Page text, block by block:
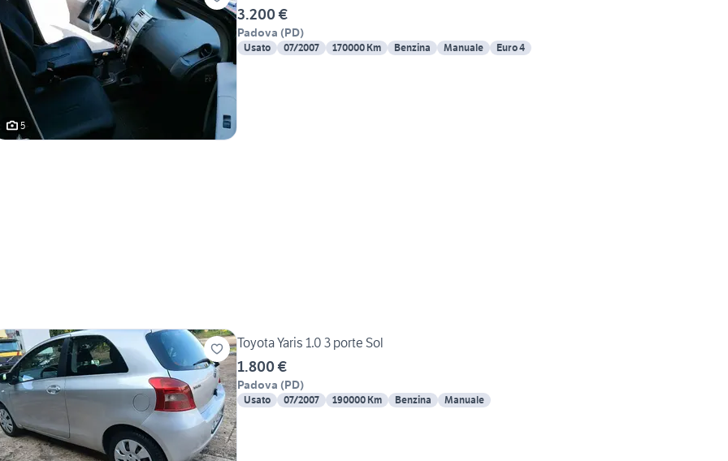
5
3.200 €
Padova (PD)
Usato 07/2007 170000 Km Benzina Manuale Euro 4
Toyota Yaris 1.0 3 porte Sol
1.800 €
Padova (PD)
Usato 07/2007 190000 Km Benzina Manuale